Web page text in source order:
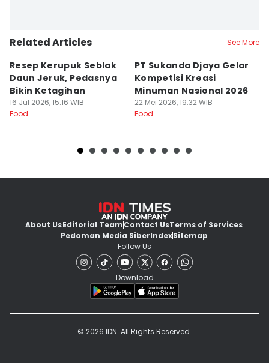
Related Articles See More
Resep Kerupuk Seblak
Daun Jeruk, Pedasnya
Bikin Ketagihan
16 Jul 2026, 15:16 WIB
Food
PT Sukanda Djaya Gelar
Kompetisi Kreasi
Minuman Nasional 2026
22 Mei 2026, 19:32 WIB
Food
About UsEditorial TeamContact UsTerms of Services
Pedoman Media SiberIndexSitemap
Follow Us
Download
© 2026 IDN. All Rights Reserved.